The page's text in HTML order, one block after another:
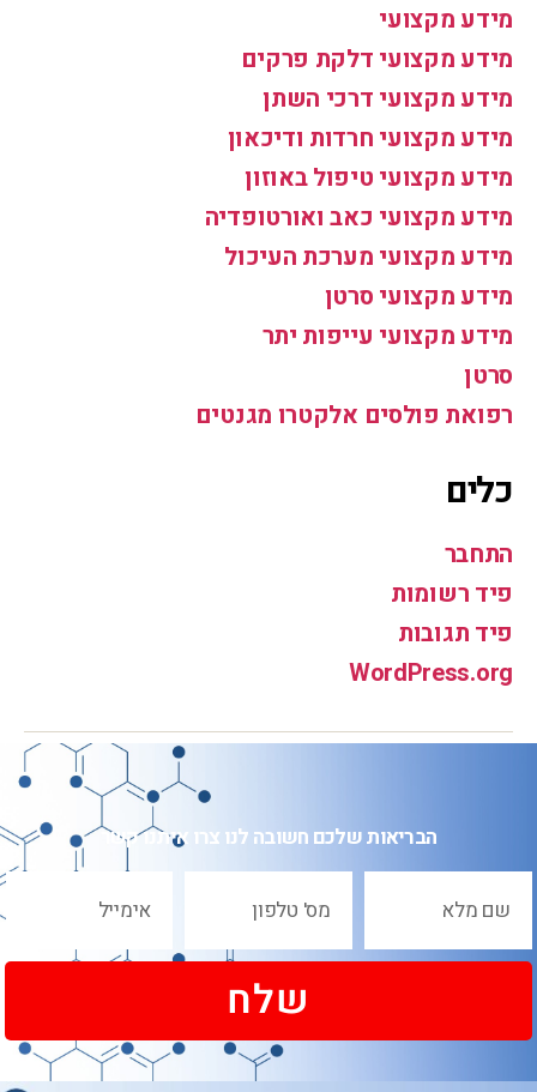
מידע מקצועי
מידע מקצועי דלקת פרקים
מידע מקצועי דרכי השתן
מידע מקצועי חרדות ודיכאון
מידע מקצועי טיפול באוזון
מידע מקצועי כאב ואורטופדיה
מידע מקצועי מערכת העיכול
מידע מקצועי סרטן
מידע מקצועי עייפות יתר
סרטן
רפואת פולסים אלקטרו מגנטים
כלים
התחבר
פיד רשומות
פיד תגובות
WordPress.org
הבריאות שלכם חשובה לנו צרו איתנו קשר
שלח